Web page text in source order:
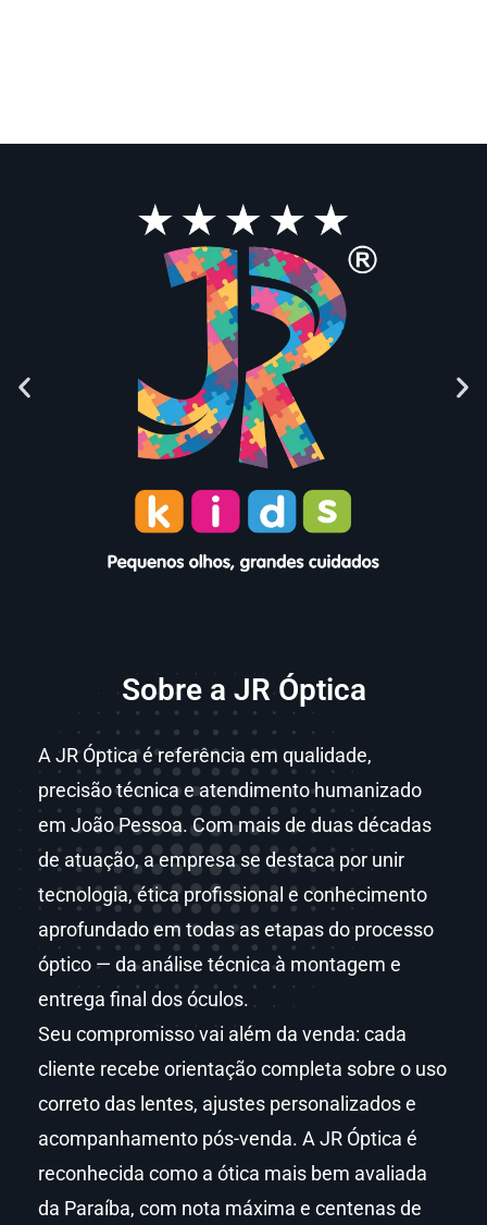
Sobre a JR Óptica
A JR Óptica é referência em qualidade,
precisão técnica e atendimento humanizado
em João Pessoa. Com mais de duas décadas
de atuação, a empresa se destaca por unir
tecnologia, ética profissional e conhecimento
aprofundado em todas as etapas do processo
óptico — da análise técnica à montagem e
entrega final dos óculos.
Seu compromisso vai além da venda: cada
cliente recebe orientação completa sobre o uso
correto das lentes, ajustes personalizados e
acompanhamento pós-venda. A JR Óptica é
reconhecida como a ótica mais bem avaliada
da Paraíba, com nota máxima e centenas de